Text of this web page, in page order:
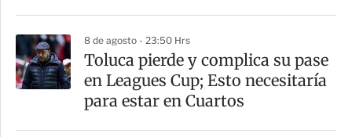
8 de agosto - 23:50 Hrs
Toluca pierde y complica su pase
en Leagues Cup; Esto necesitaría
para estar en Cuartos